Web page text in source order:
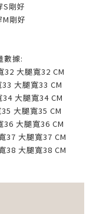
剛好
剛好
數據:
32 大腿寬32 CM
大腿寬33 CM
大腿寬34 CM
大腿寬35 CM
36 大腿寬36 CM
37 大腿寬37 CM
38 大腿寬38 CM